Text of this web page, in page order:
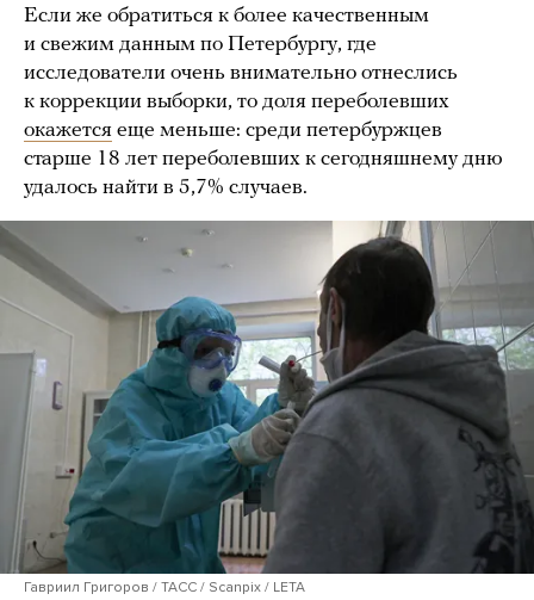
Если же обратиться к более качественным
и свежим данным по Петербургу, где
исследователи очень внимательно отнеслись
к коррекции выборки, то доля переболевших
окажется еще меньше: среди петербуржцев
старше 18 лет переболевших к сегодняшнему дню
удалось найти в 5,7% случаев.
Гавриил Григоров / ТАСС / Scanpix / LETA